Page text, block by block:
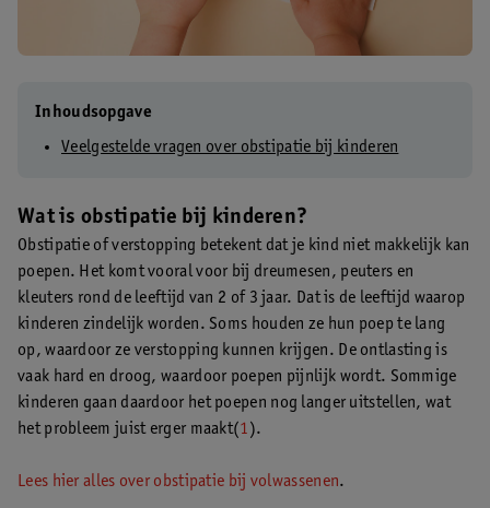
Inhoudsopgave
Veelgestelde vragen over obstipatie bij kinderen
Wat is obstipatie bij kinderen?
Obstipatie of verstopping betekent dat je kind niet makkelijk kan
poepen. Het komt vooral voor bij dreumesen, peuters en
kleuters rond de leeftijd van 2 of 3 jaar. Dat is de leeftijd waarop
kinderen zindelijk worden. Soms houden ze hun poep te lang
op, waardoor ze verstopping kunnen krijgen. De ontlasting is
vaak hard en droog, waardoor poepen pijnlijk wordt. Sommige
kinderen gaan daardoor het poepen nog langer uitstellen, wat
het probleem juist erger maakt(1).
Lees hier alles over obstipatie bij volwassenen.